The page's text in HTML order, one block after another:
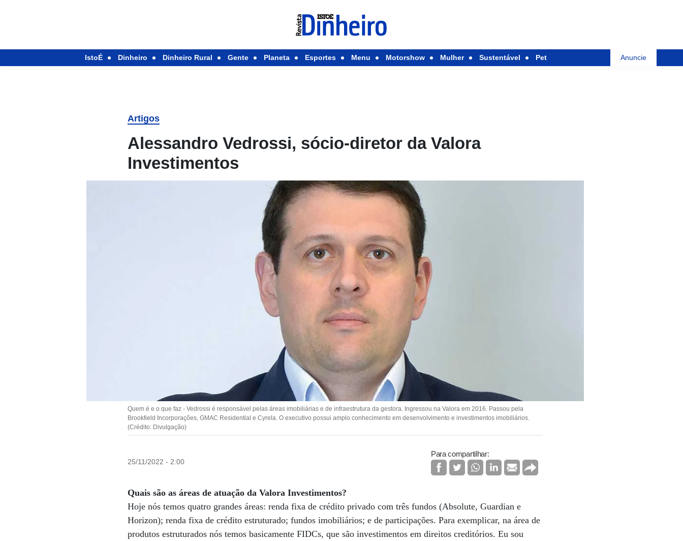
IstoÉ Dinheiro Dinheiro Rural Gente Planeta Esportes Menu Motorshow Mulher Sustentável Pet Anuncie
Artigos
Alessandro Vedrossi, sócio-diretor da Valora
Investimentos
Quem é e o que faz - Vedrossi é responsável pelas áreas imobiliárias e de infraestrutura da gestora. Ingressou na Valora em 2016. Passou pela
Brookfield Incorporações, GMAC Residential e Cyrela. O executivo possui amplo conhecimento em desenvolvimento e investimentos imobiliários.
(Crédito: Divulgação)
25/11/2022 - 2:00
Para compartilhar:
Quais são as áreas de atuação da Valora Investimentos?
Hoje nós temos quatro grandes áreas: renda fixa de crédito privado com três fundos (Absolute, Guardian e
Horizon); renda fixa de crédito estruturado; fundos imobiliários; e de participações. Para exemplicar, na área de
produtos estruturados nós temos basicamente FIDCs, que são investimentos em direitos creditórios. Eu sou